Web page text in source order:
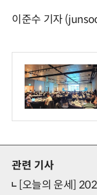
이준수 기자
관련 기사
[오늘의 운세]